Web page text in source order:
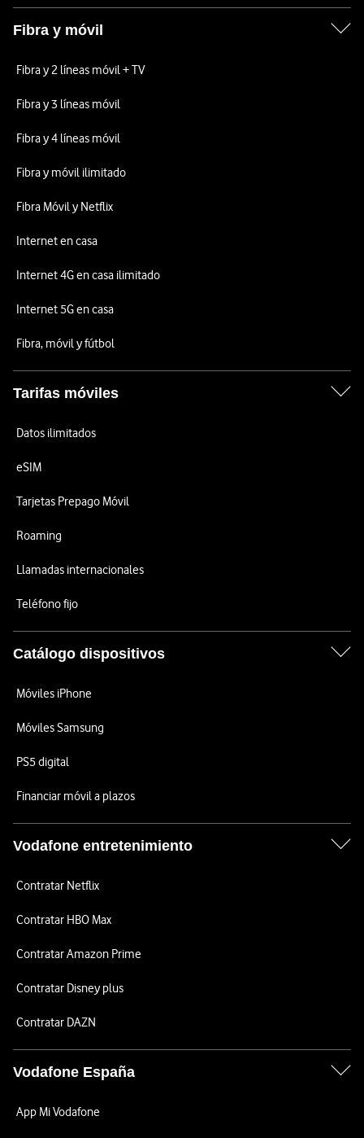
Fibra y móvil
Fibra y 2 líneas móvil + TV
Fibra y 3 líneas móvil
Fibra y 4 líneas móvil
Fibra y móvil ilimitado
Fibra Móvil y Netflix
Internet en casa
Internet 4G en casa ilimitado
Internet 5G en casa
Fibra, móvil y fútbol
Tarifas móviles
Datos ilimitados
eSIM
Tarjetas Prepago Móvil
Roaming
Llamadas internacionales
Teléfono fijo
Catálogo dispositivos
Móviles iPhone
Móviles Samsung
PS5 digital
Financiar móvil a plazos
Vodafone entretenimiento
Contratar Netflix
Contratar HBO Max
Contratar Amazon Prime
Contratar Disney plus
Contratar DAZN
Vodafone España
App Mi Vodafone